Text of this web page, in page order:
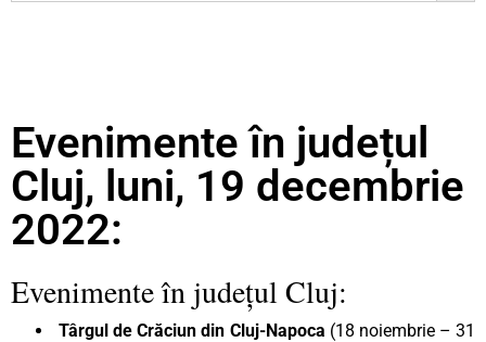
Evenimente în județul
Cluj, luni, 19 decembrie
2022:
Evenimente în județul Cluj:
Târgul de Crăciun din Cluj-Napoca (18 noiembrie – 31